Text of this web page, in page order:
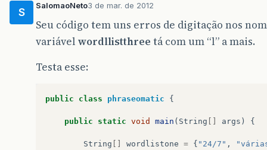
S
SalomaoNeto3 de mar. de 2012
Seu código tem uns erros de digitação nos
variável wordllistthree tá com um “l” a mais.
Testa esse:
public class phraseomatic {
public static void main ( String args ) {
String wordlistone = { "24/7" ,